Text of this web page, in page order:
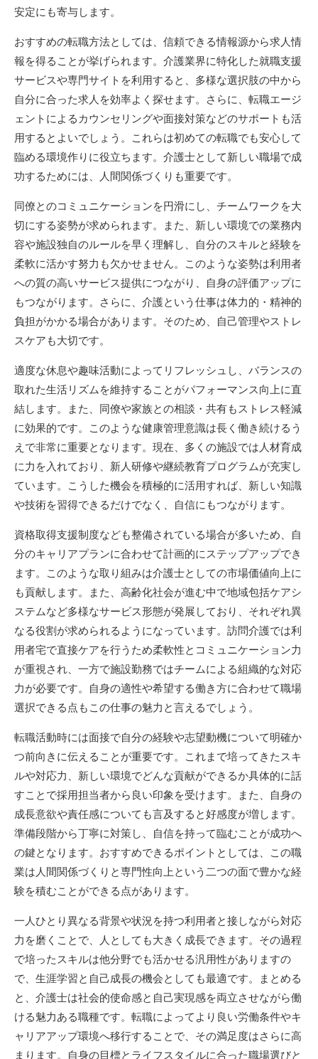
安定にも寄与します。
おすすめの転職方法としては、信頼できる情報源から求人情
報を得ることが挙げられます。介護業界に特化した就職支援
サービスや専門サイトを利用すると、多様な選択肢の中から
自分に合った求人を効率よく探せます。さらに、転職エージ
ェントによるカウンセリングや面接対策などのサポートも活
用するとよいでしょう。これらは初めての転職でも安心して
臨める環境作りに役立ちます。介護士として新しい職場で成
功するためには、人間関係づくりも重要です。
同僚とのコミュニケーションを円滑にし、チームワークを大
切にする姿勢が求められます。また、新しい環境での業務内
容や施設独自のルールを早く理解し、自分のスキルと経験を
柔軟に活かす努力も欠かせません。このような姿勢は利用者
への質の高いサービス提供につながり、自身の評価アップに
もつながります。さらに、介護という仕事は体力的・精神的
負担がかかる場合があります。そのため、自己管理やストレ
スケアも大切です。
適度な休息や趣味活動によってリフレッシュし、バランスの
取れた生活リズムを維持することがパフォーマンス向上に直
結します。また、同僚や家族との相談・共有もストレス軽減
に効果的です。このような健康管理意識は長く働き続けるう
えで非常に重要となります。現在、多くの施設では人材育成
に力を入れており、新人研修や継続教育プログラムが充実し
ています。こうした機会を積極的に活用すれば、新しい知識
や技術を習得できるだけでなく、自信にもつながります。
資格取得支援制度なども整備されている場合が多いため、自
分のキャリアプランに合わせて計画的にステップアップでき
ます。このような取り組みは介護士としての市場価値向上に
も貢献します。また、高齢化社会が進む中で地域包括ケアシ
ステムなど多様なサービス形態が発展しており、それぞれ異
なる役割が求められるようになっています。訪問介護では利
用者宅で直接ケアを行うため柔軟性とコミュニケーション力
が重視され、一方で施設勤務ではチームによる組織的な対応
力が必要です。自身の適性や希望する働き方に合わせて職場
選択できる点もこの仕事の魅力と言えるでしょう。
転職活動時には面接で自分の経験や志望動機について明確か
つ前向きに伝えることが重要です。これまで培ってきたスキ
ルや対応力、新しい環境でどんな貢献ができるか具体的に話
すことで採用担当者から良い印象を受けます。また、自身の
成長意欲や責任感についても言及すると好感度が増します。
準備段階から丁寧に対策し、自信を持って臨むことが成功へ
の鍵となります。おすすめできるポイントとしては、この職
業は人間関係づくりと専門性向上という二つの面で豊かな経
験を積むことができる点があります。
一人ひとり異なる背景や状況を持つ利用者と接しながら対応
力を磨くことで、人としても大きく成長できます。その過程
で培ったスキルは他分野でも活かせる汎用性がありますの
で、生涯学習と自己成長の機会としても最適です。まとめる
と、介護士は社会的使命感と自己実現感を両立させながら働
ける魅力ある職種です。転職によってより良い労働条件やキ
ャリアアップ環境へ移行することで、その満足度はさらに高
まります。自身の目標とライフスタイルに合った職場選びと